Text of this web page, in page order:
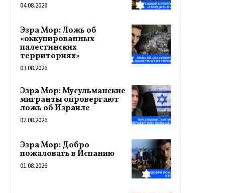
04.08.2026
Эзра Мор: Ложь об
«оккупированных
палестинских
территориях»
03.08.2026
Эзра Мор: Мусульманские
мигранты опровергают
ложь об Израиле
02.08.2026
Эзра Мор: Добро
пожаловать в Испанию
01.08.2026